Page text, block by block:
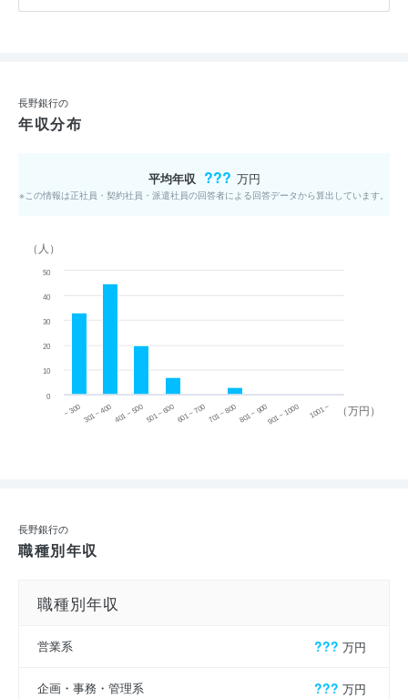
長野銀行の
年収分布
平均年収 ??? 万円
※この情報は正社員・契約社員・派遣社員の回答者による回答データから算出しています。
（万円）
（人）
~ 300 301 ~ 400 401 ~ 500501 ~ 600601 ~ 700701 ~ 800801 ~ 900901 ~ 1000 1001 ~
0
10
20
30
40
50
長野銀行の
職種別年収
職種別年収
営業系 ??? 万円
企画・事務・管理系 ??? 万円